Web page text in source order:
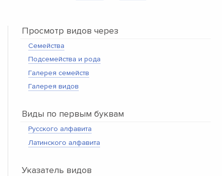
Просмотр видов через
Семейства
Подсемейства и рода
Галерея семейств
Галерея видов
Виды по первым буквам
Русского алфавита
Латинского алфавита
Указатель видов